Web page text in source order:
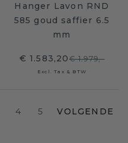
Hanger Lavon RND
585 goud saffier 6.5
mm
€ 1.583,20€ 1.979,-
Excl. Tax & BTW
4 5 VOLGENDE